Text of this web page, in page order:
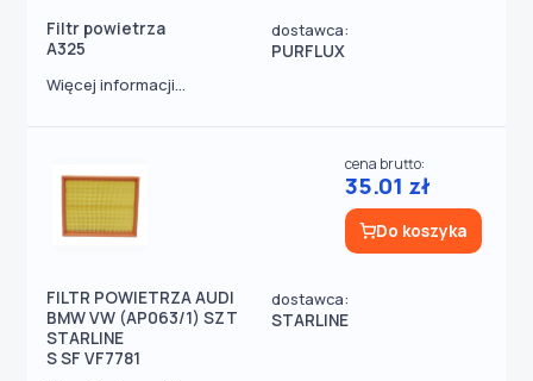
Filtr powietrza
A325
dostawca:
PURFLUX
Więcej informacji...
FILTR POWIETRZA AUDI
BMW VW (AP063/1) SZT
STARLINE
S SF VF7781
dostawca:
STARLINE
cena brutto:
35.01 zł
Do koszyka